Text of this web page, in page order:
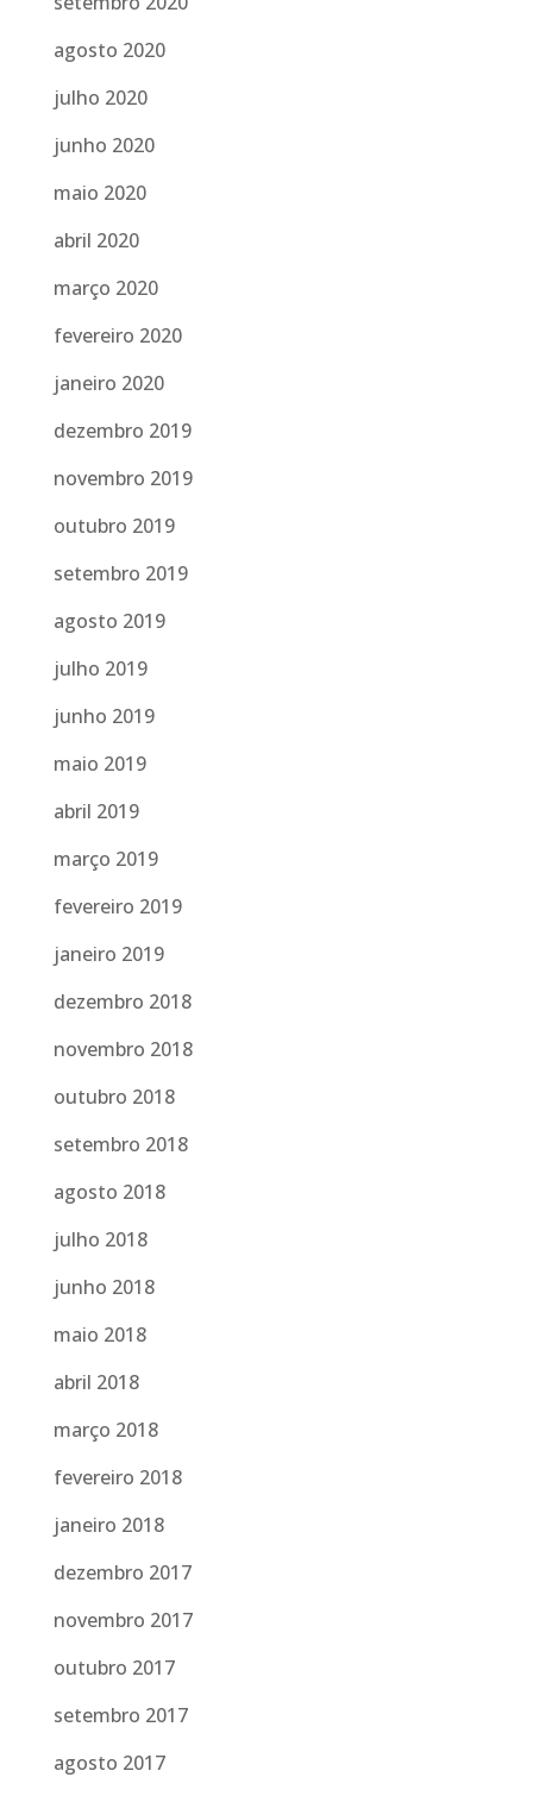
agosto 2020
julho 2020
junho 2020
maio 2020
abril 2020
março 2020
fevereiro 2020
janeiro 2020
dezembro 2019
novembro 2019
outubro 2019
setembro 2019
agosto 2019
julho 2019
junho 2019
maio 2019
abril 2019
março 2019
fevereiro 2019
janeiro 2019
dezembro 2018
novembro 2018
outubro 2018
setembro 2018
agosto 2018
julho 2018
junho 2018
maio 2018
abril 2018
março 2018
fevereiro 2018
janeiro 2018
dezembro 2017
novembro 2017
outubro 2017
setembro 2017
agosto 2017